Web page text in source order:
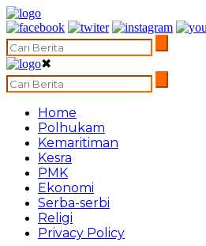
✖
Home
Polhukam
Kemaritiman
Kesra
PMK
Ekonomi
Serba-serbi
Religi
Privacy Policy